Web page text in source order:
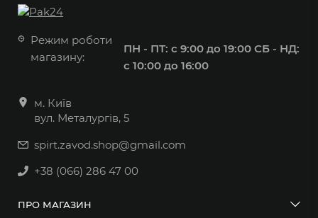
Режим роботи
магазину:
ПН - ПТ: с 9:00 до 19:00 СБ - НД:
с 10:00 до 16:00
м. Київ
вул. Металургів, 5
spirt.zavod.shop@gmail.com
+38 (066) 286 47 00
ПРО МАГАЗИН